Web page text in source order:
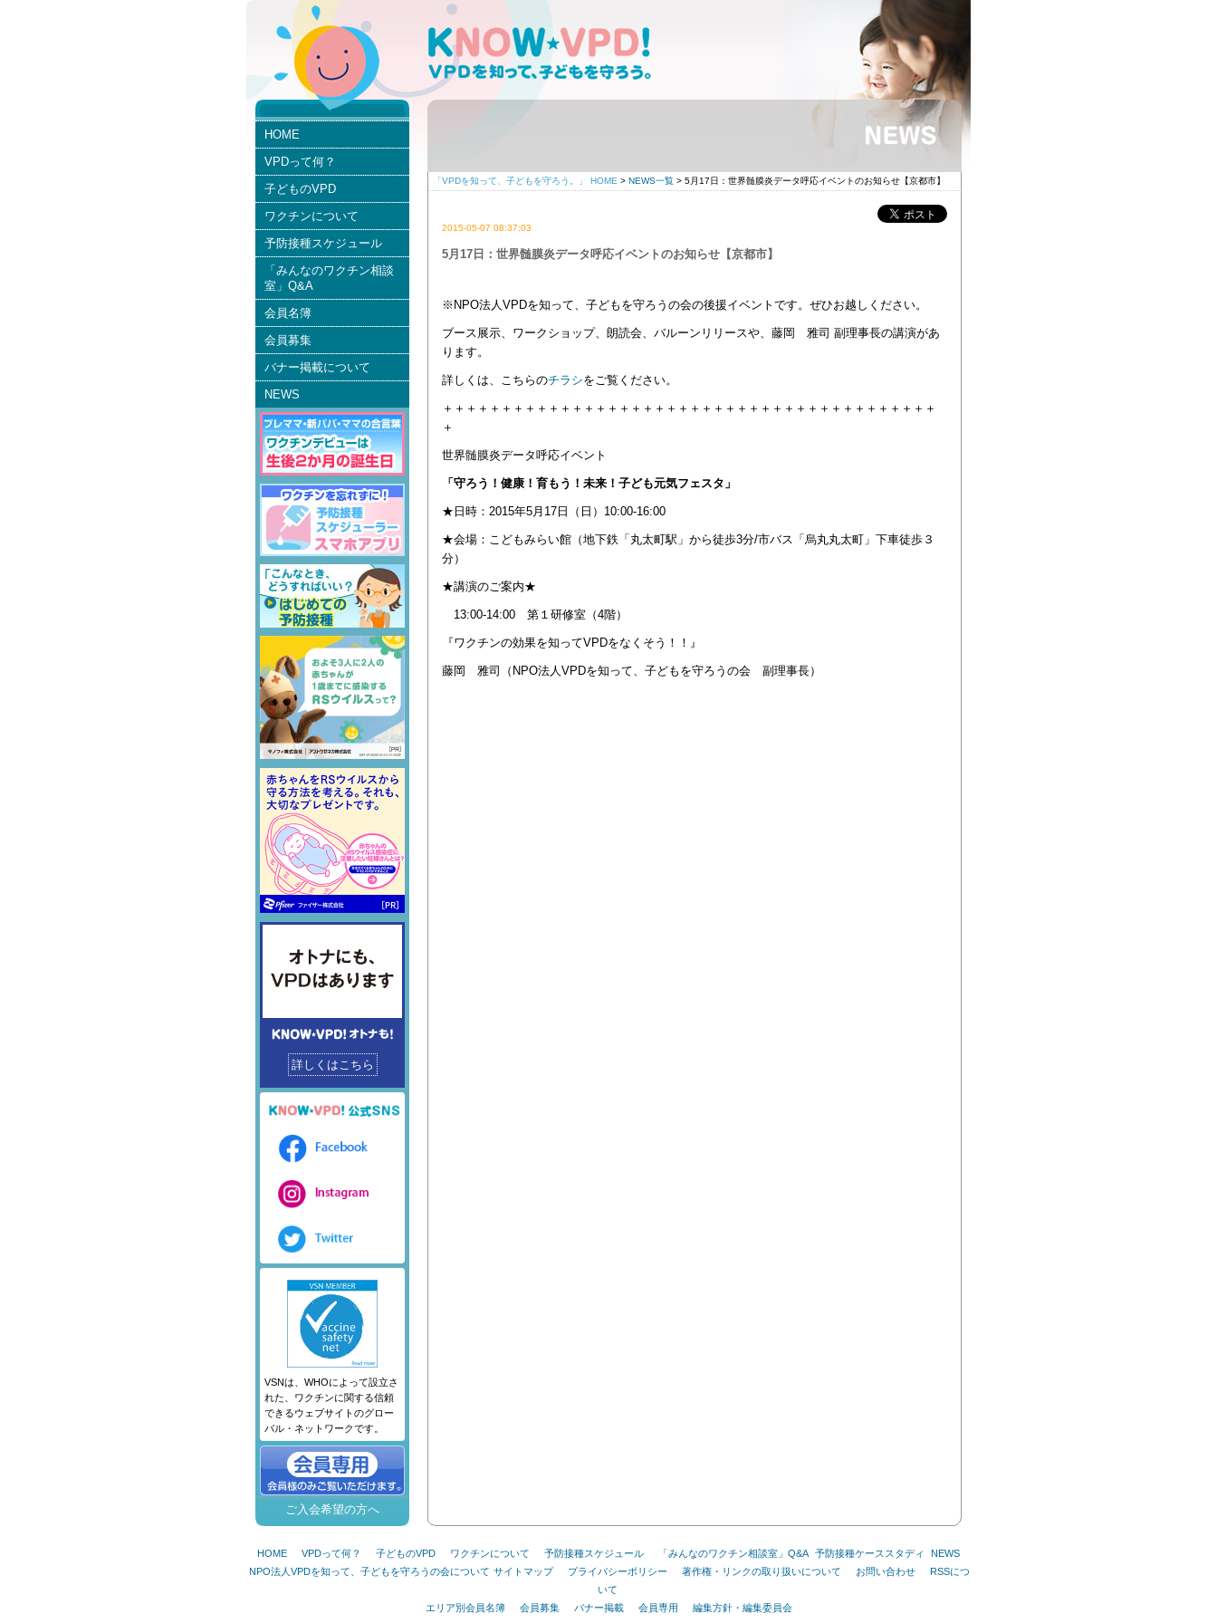
「VPDを知って、子どもを守ろう。」 HOME > NEWS一覧 > 5月17日：世界髄膜炎データ呼応イベントのお知らせ【京都市】
2015-05-07 08:37:03
5月17日：世界髄膜炎データ呼応イベントのお知らせ【京都市】
※NPO法人VPDを知って、子どもを守ろうの会の後援イベントです。ぜひお越しください。
ブース展示、ワークショップ、朗読会、バルーンリリースや、藤岡 雅司 副理事長の講演があ
ります。
詳しくは、こちらのチラシをご覧ください。
＋＋＋＋＋＋＋＋＋＋＋＋＋＋＋＋＋＋＋＋＋＋＋＋＋＋＋＋＋＋＋＋＋＋＋＋＋＋＋＋＋＋
＋
世界髄膜炎データ呼応イベント
「守ろう！健康！育もう！未来！子ども元気フェスタ」
★日時：2015年5月17日（日）10:00-16:00
★会場：こどもみらい館（地下鉄「丸太町駅」から徒歩3分/市バス「烏丸丸太町」下車徒歩３
分）
★講演のご案内★
13:00-14:00 第１研修室（4階）
『ワクチンの効果を知ってVPDをなくそう！！』
藤岡 雅司（NPO法人VPDを知って、子どもを守ろうの会 副理事長）
HOME
VPDって何？
子どものVPD
ワクチンについて
予防接種スケジュール
「みんなのワクチン相談
室」Q&A
会員名簿
会員募集
バナー掲載について
NEWS
詳しくはこちら
VSNは、WHOによって設立さ
れた、ワクチンに関する信頼
できるウェブサイトのグロー
バル・ネットワークです。
ご入会希望の方へ
HOME VPDって何？ 子どものVPD ワクチンについて 予防接種スケジュール 「みんなのワクチン相談室」Q&A 予防接種ケーススタディ
NEWS
NPO法人VPDを知って、子どもを守ろうの会について サイトマップ プライバシーポリシー 著作権・リンクの取り扱いについて お問い合わせ
RSSにつ
いて
エリア別会員名簿
会員募集 バナー掲載 会員専用 編集方針・編集委員会